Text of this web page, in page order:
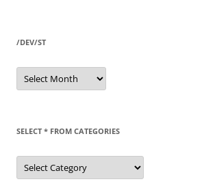
/DEV/ST
/dev/st
SELECT * FROM CATEGORIES
SELECT
FROM